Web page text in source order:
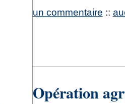
un commentaire ::
Opération